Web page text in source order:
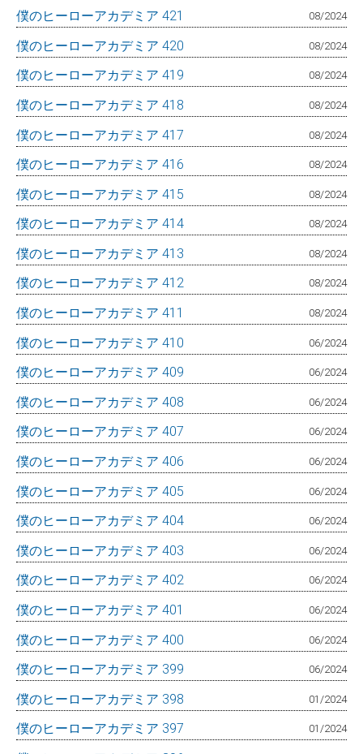
僕のヒーローアカデミア 421 08/2024
僕のヒーローアカデミア 420 08/2024
僕のヒーローアカデミア 419 08/2024
僕のヒーローアカデミア 418 08/2024
僕のヒーローアカデミア 417 08/2024
僕のヒーローアカデミア 416 08/2024
僕のヒーローアカデミア 415 08/2024
僕のヒーローアカデミア 414 08/2024
僕のヒーローアカデミア 413 08/2024
僕のヒーローアカデミア 412 08/2024
僕のヒーローアカデミア 411 08/2024
僕のヒーローアカデミア 410 06/2024
僕のヒーローアカデミア 409 06/2024
僕のヒーローアカデミア 408 06/2024
僕のヒーローアカデミア 407 06/2024
僕のヒーローアカデミア 406 06/2024
僕のヒーローアカデミア 405 06/2024
僕のヒーローアカデミア 404 06/2024
僕のヒーローアカデミア 403 06/2024
僕のヒーローアカデミア 402 06/2024
僕のヒーローアカデミア 401 06/2024
僕のヒーローアカデミア 400 06/2024
僕のヒーローアカデミア 399 06/2024
僕のヒーローアカデミア 398 01/2024
僕のヒーローアカデミア 397 01/2024